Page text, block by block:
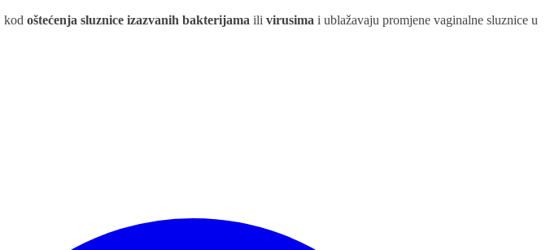
kod oštećenja sluznice izazvanih bakterijama ili virusima i ublažavaju promjene vaginalne sluznice u